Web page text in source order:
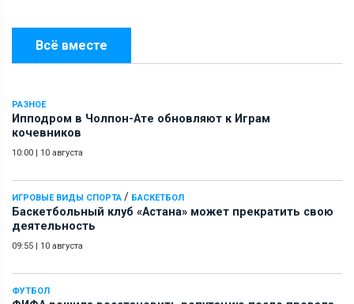
Всё вместе
РАЗНОЕ
Ипподром в Чолпон-Ате обновляют к Играм
кочевников
10:00 | 10 августа
ИГРОВЫЕ ВИДЫ СПОРТА / БАСКЕТБОЛ
Баскетбольный клуб «Астана» может прекратить свою
деятельность
09:55 | 10 августа
ФУТБОЛ